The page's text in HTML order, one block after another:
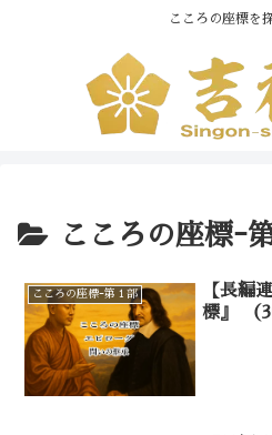
こころの座標を
こころの座標ｰ
こころの座標ｰ第１部
【長編
標』 （